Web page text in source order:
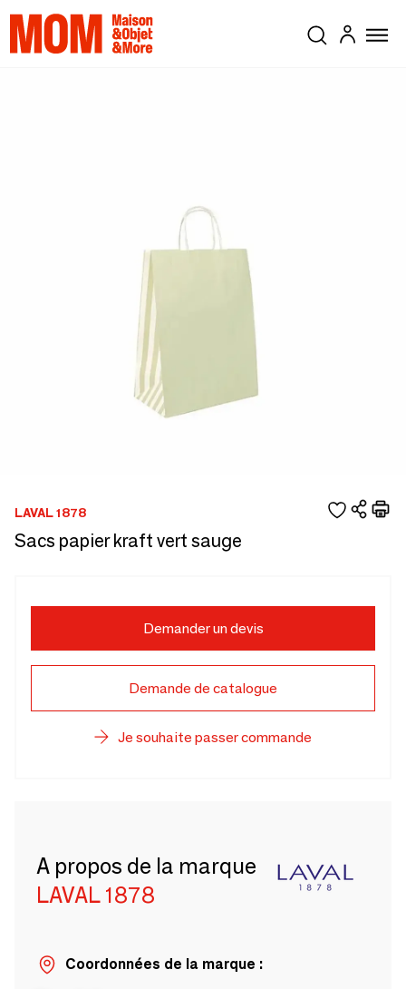
LAVAL 1878
Sacs papier kraft vert sauge
Demander un devis
Demande de catalogue
Je souhaite passer commande
A propos de la marque
LAVAL 1878
Coordonnées de la marque :